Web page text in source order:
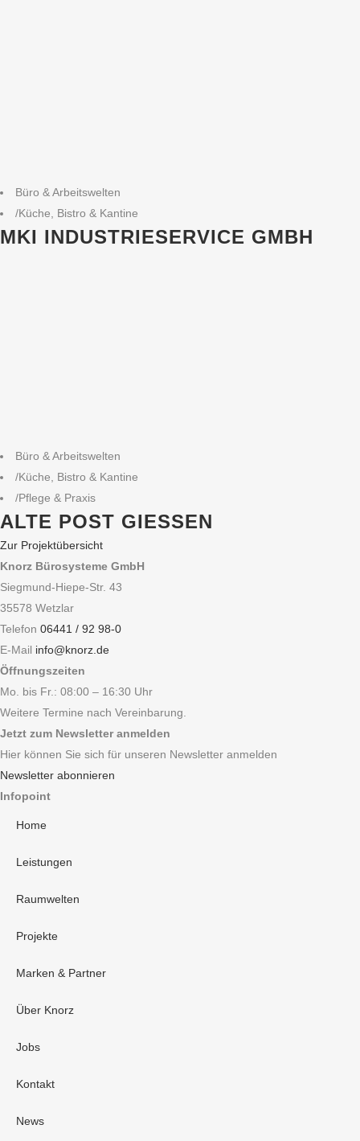
Büro & Arbeitswelten
/Küche, Bistro & Kantine
MKI INDUSTRIESERVICE GMBH
Büro & Arbeitswelten
/Küche, Bistro & Kantine
/Pflege & Praxis
ALTE POST GIESSEN
Zur Projektübersicht
Knorz Bürosysteme GmbH
Siegmund-Hiepe-Str. 43
35578 Wetzlar
Telefon 06441 / 92 98-0
E-Mail info@knorz.de
Öffnungszeiten
Mo. bis Fr.: 08:00 – 16:30 Uhr
Weitere Termine nach Vereinbarung.
Jetzt zum Newsletter anmelden
Hier können Sie sich für unseren Newsletter anmelden
Newsletter abonnieren
Infopoint
Home
Leistungen
Raumwelten
Projekte
Marken & Partner
Über Knorz
Jobs
Kontakt
News